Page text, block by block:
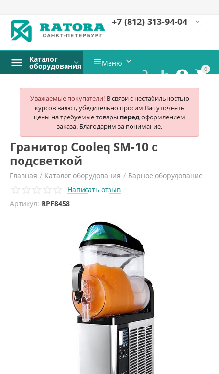
+7 (812) 313-94-04 expand_more
0


 
Каталог
оборудования Меню 
Уважаемые покупатели! В связи с нестабильностью
курсов валют, убедительно просим Вас уточнять
цены на требуемые товары передоформлением
заказа. Благодарим за понимание.
Гранитор Cooleq SM-10 с
подсветкой
Главная / Каталог оборудования / Барное оборудование
Cooleq /
Написать отзыв
Артикул: RPF8458